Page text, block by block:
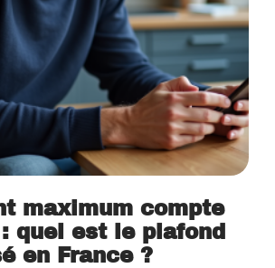
maximum compte
quel est le plafond
en France ?